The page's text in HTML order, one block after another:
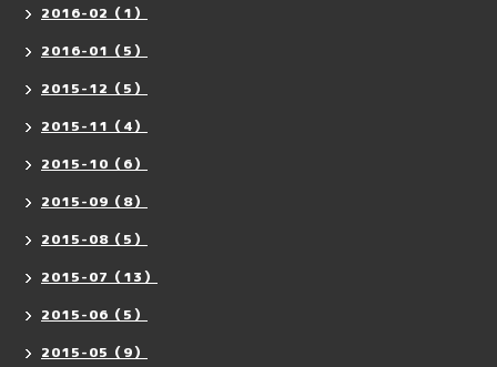
2016-02（1）
2016-01（5）
2015-12（5）
2015-11（4）
2015-10（6）
2015-09（8）
2015-08（5）
2015-07（13）
2015-06（5）
2015-05（9）